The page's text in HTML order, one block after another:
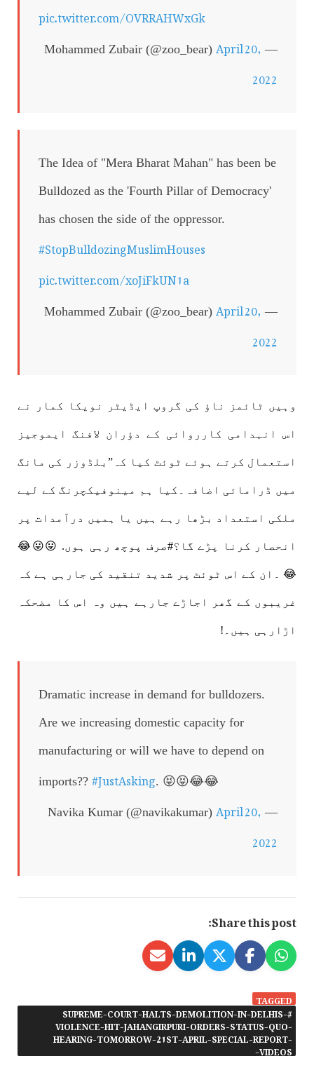
pic.twitter.com/OVRRAHWxGk
— Mohammed Zubair (@zoo_bear)
April 20,
2022
The Idea of "Mera Bharat Mahan" has been be
Bulldozed as the 'Fourth Pillar of Democracy'
has chosen the side of the oppressor.
#StopBulldozingMuslimHouses
pic.twitter.com/xoJiFkUN1a
— Mohammed Zubair (@zoo_bear)
April 20,
2022
وہیں ٹائمز ناؤ کی گروپ ایڈیٹر نویکا کمار نے
اس انہدامی کارروائی کے دؤران لافنگ ایموجیز
استعمال کرتے ہوئے ٹوئٹ کیا کہ”بلڈوزر کی مانگ
میں ڈرامائی اضافہ۔کیا ہم مینوفیکچرنگ کے لیے
ملکی استعداد بڑھا رہے ہیں یا ہمیں درآمدات پر
انحصار کرنا پڑے گا؟#صرف پوچھ رہی ہوں. 😛😛😂
😂 ۔ان کے اس ٹوئٹ پر شدید تنقید کی جارہی ہے کہ
غریبوں کے گھر اجاڑے جارہے ہیں وہ اس کا مضحکہ
اڑارہی ہیں۔!
Dramatic increase in demand for bulldozers.
Are we increasing domestic capacity for
manufacturing or will we have to depend on
imports?? #JustAsking. 😝😝😂😂
— Navika Kumar (@navikakumar)
April 20,
2022
Share this post:
TAGGED
#SUPREME-COURT-HALTS-DEMOLITION-IN-DELHIS-
VIOLENCE-HIT-JAHANGIRPURI-ORDERS-STATUS-QUO-
HEARING-TOMORROW-21ST-APRIL-SPECIAL-REPORT-
VIDEOS-